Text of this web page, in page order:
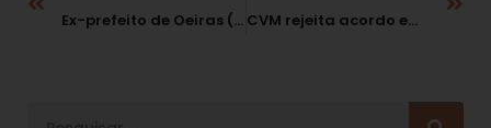
Ex-prefeito de Oeiras (PI) é condenado por improbidade administrativa CVM rejeita acordo em investigação de Emae e Sabesp